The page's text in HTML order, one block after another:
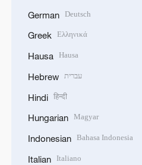
German Deutsch
Greek Ελληνικά
Hausa Hausa
Hebrew עברית
Hindi हिन्दी
Hungarian Magyar
Indonesian Bahasa Indonesia
Italian Italiano